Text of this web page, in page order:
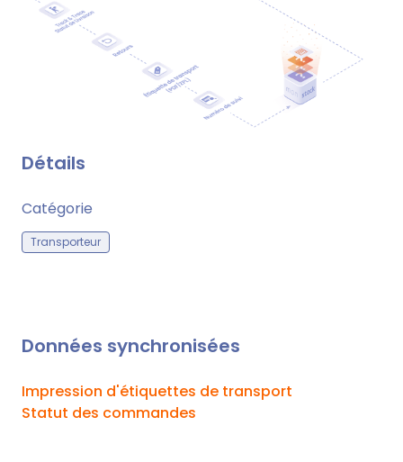
Détails
Catégorie
Transporteur
Données synchronisées
Impression d'étiquettes de transport
Statut des commandes